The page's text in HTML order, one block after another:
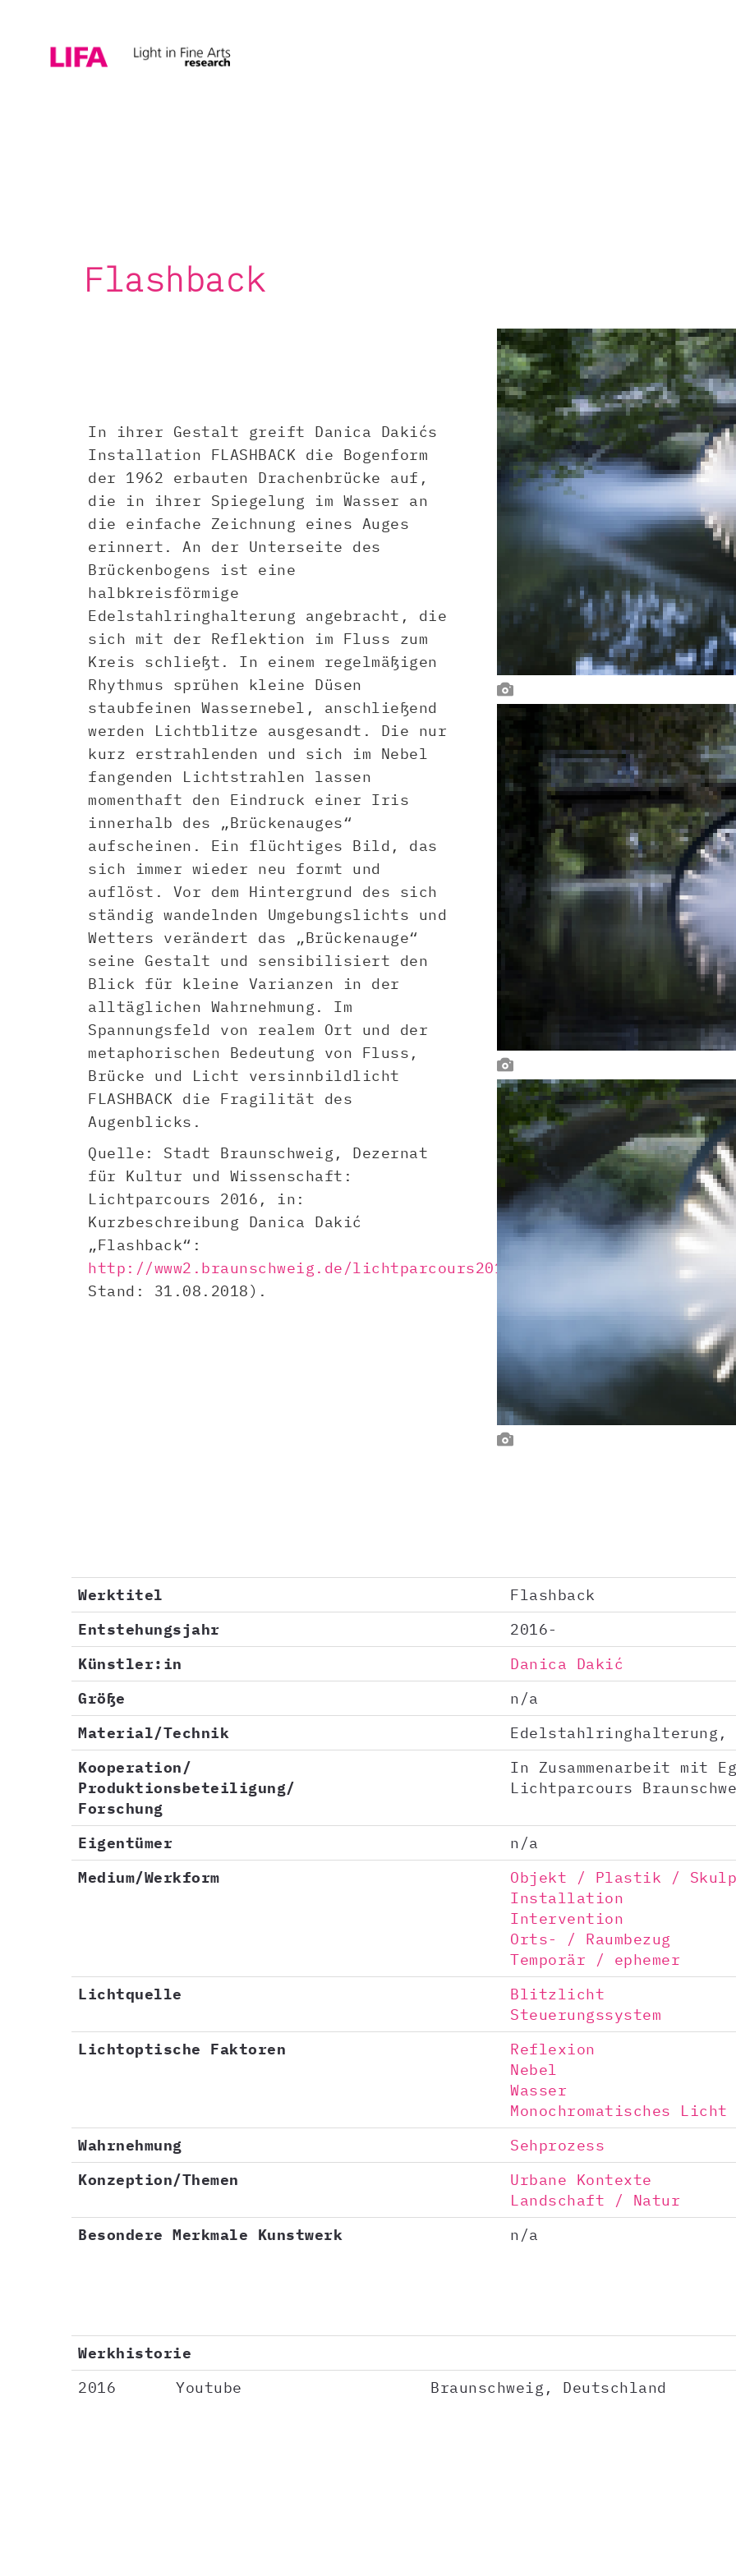
Flashback
In ihrer Gestalt greift Danica Dakićs
Installation FLASHBACK die Bogenform
der 1962 erbauten Drachenbrücke auf,
die in ihrer Spiegelung im Wasser an
die einfache Zeichnung eines Auges
erinnert. An der Unterseite des
Brückenbogens ist eine
halbkreisförmige
Edelstahlringhalterung angebracht, die
sich mit der Reflektion im Fluss zum
Kreis schließt. In einem regelmäßigen
Rhythmus sprühen kleine Düsen
staubfeinen Wassernebel, anschließend
werden Lichtblitze ausgesandt. Die nur
kurz erstrahlenden und sich im Nebel
fangenden Lichtstrahlen lassen
momenthaft den Eindruck einer Iris
innerhalb des „Brückenauges“
aufscheinen. Ein flüchtiges Bild, das
sich immer wieder neu formt und
auflöst. Vor dem Hintergrund des sich
ständig wandelnden Umgebungslichts und
Wetters verändert das „Brückenauge“
seine Gestalt und sensibilisiert den
Blick für kleine Varianzen in der
alltäglichen Wahrnehmung. Im
Spannungsfeld von realem Ort und der
metaphorischen Bedeutung von Fluss,
Brücke und Licht versinnbildlicht
FLASHBACK die Fragilität des
Augenblicks.
Quelle: Stadt Braunschweig, Dezernat
für Kultur und Wissenschaft:
Lichtparcours 2016, in:
Kurzbeschreibung Danica Dakić
„Flashback“:
http://www2.braunschweig.de/lichtparcours2016/lp16/kuenstler.html
Stand: 31.08.2018).



Werktitel
Flashback
Entstehungsjahr
2016-
Künstler:in
Danica Dakić
Größe
n/a
Material/Technik
Edelstahlringhalterung,
Kooperation/
Produktionsbeteiligung/
Forschung
In Zusammenarbeit mit
Lichtparcours
Eigentümer
n/a
Medium/Werkform
Objekt / Plastik /
Installation
Intervention
Orts- / Raumbezug
Temporär / ephemer
Lichtquelle
Blitzlicht
Steuerungssystem
Lichtoptische Faktoren
Reflexion
Nebel
Wasser
Monochromatisches Licht
Wahrnehmung
Sehprozess
Konzeption/Themen
Urbane Kontexte
Landschaft / Natur
Besondere Merkmale Kunstwerk
n/a
Werkhistorie
2016
Youtube Braunschweig, Deutschland